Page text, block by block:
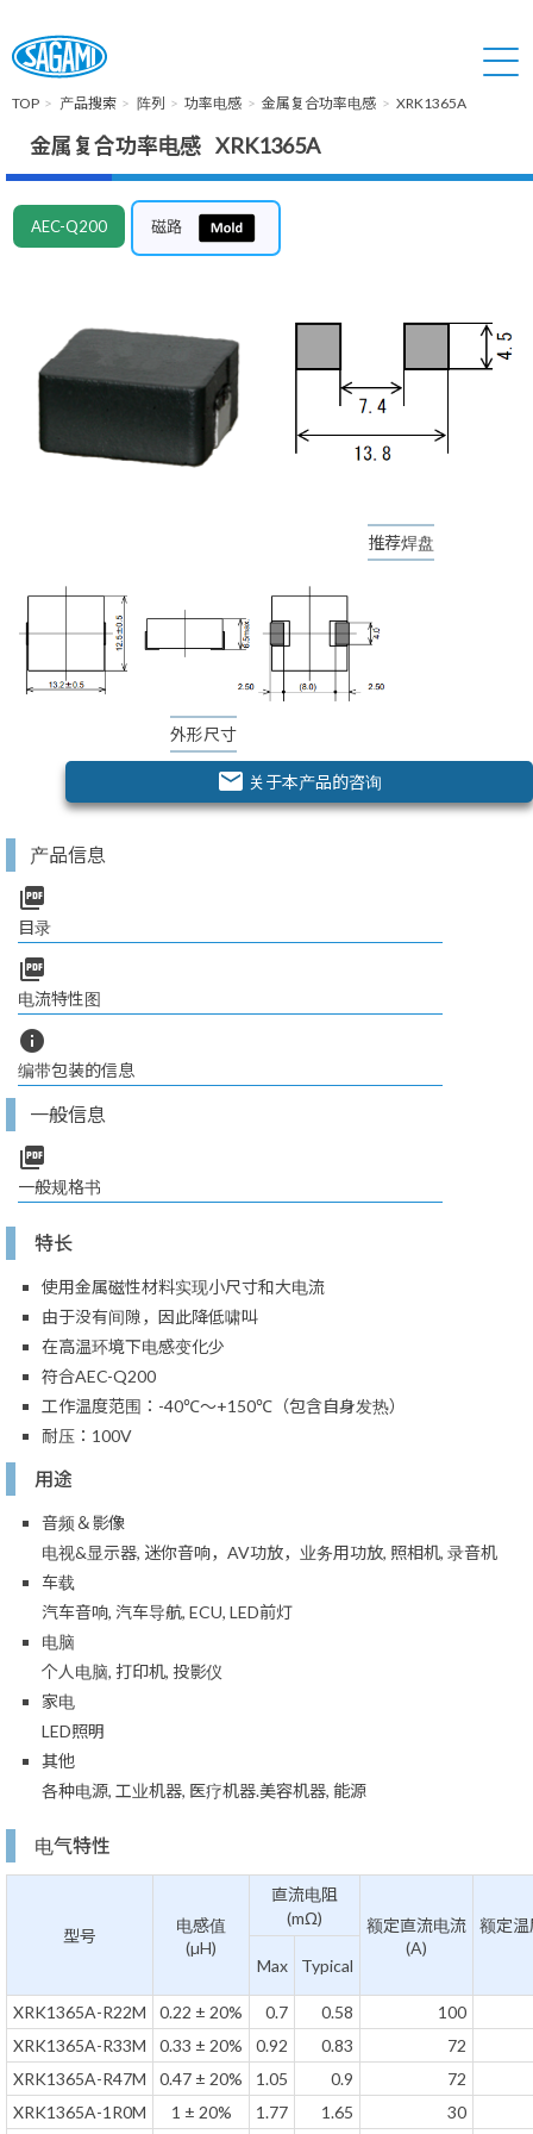
TOP 产品搜索 阵列 功率电感 金属复合功率电感 XRK1365A
金属复合功率电感 XRK1365A
AEC-Q200 磁路
推荐焊盘
外形尺寸
email 关于本产品的咨询
产品信息
picture_as_pdf
目录
picture_as_pdf
电流特性图
info
编带包装的信息
一般信息
picture_as_pdf
一般规格书
特长
使用金属磁性材料实现小尺寸和大电流
由于没有间隙，因此降低啸叫
在高温环境下电感变化少
符合AEC-Q200
工作温度范围：-40℃～+150℃（包含自身发热）
耐压：100V
用途
音频＆影像
电视&显示器, 迷你音响，AV功放，业务用功放, 照相机, 录音机
车载
汽车音响, 汽车导航, ECU, LED前灯
电脑
个人电脑, 打印机, 投影仪
家电
LED照明
其他
各种电源, 工业机器, 医疗机器.美容机器, 能源
电气特性
型号
电感值
(µH)
直流电阻
(mΩ)
额定直流电流
(A)
额定
Max
Typical
XRK1365A-R22M 0.22 ± 20% 0.7 0.58
100
XRK1365A-R33M
0.33 ± 20% 0.92 0.83
72
XRK1365A-R47M
0.47 ± 20% 1.05 0.9
72
XRK1365A-1R0M
1 ± 20% 1.77 1.65 30